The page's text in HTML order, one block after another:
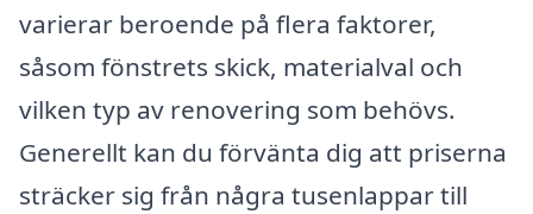
varierar beroende på flera faktorer,
såsom fönstrets skick, materialval och
vilken typ av renovering som behövs.
Generellt kan du förvänta dig att priserna
sträcker sig från några tusenlappar till